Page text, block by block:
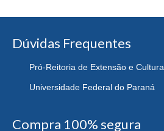
Dúvidas Frequentes
Pró-Reitoria de Extensão e Cultura
Universidade Federal do Paraná
Compra 100% segura